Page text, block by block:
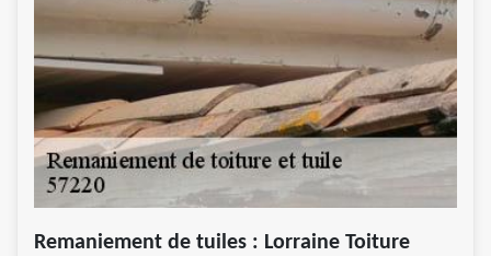
Remaniement de tuiles : Lorraine Toiture